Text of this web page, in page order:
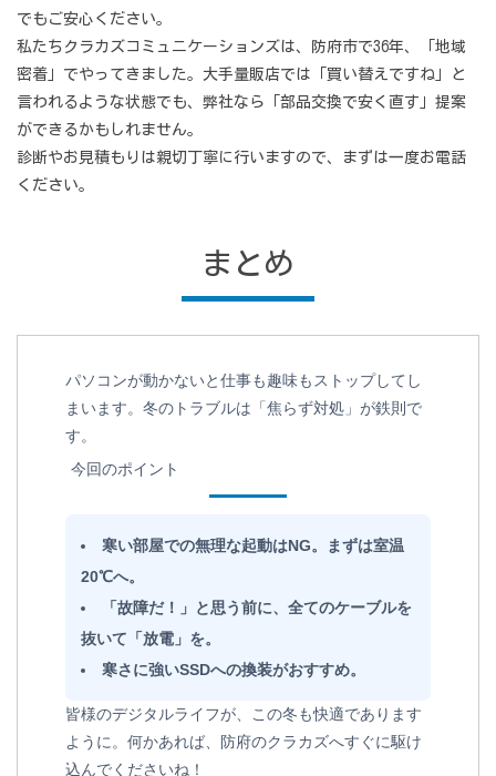
でもご安心ください。
私たちクラカズコミュニケーションズは、防府市で36年、「地域
密着」でやってきました。大手量販店では「買い替えですね」と
言われるような状態でも、弊社なら「部品交換で安く直す」提案
ができるかもしれません。
診断やお見積もりは親切丁寧に行いますので、まずは一度お電話
ください。
まとめ
パソコンが動かないと仕事も趣味もストップしてし
まいます。冬のトラブルは「焦らず対処」が鉄則で
す。
今回のポイント
寒い部屋での無理な起動はNG。まずは室温
20℃へ。
「故障だ！」と思う前に、全てのケーブルを
抜いて「放電」を。
寒さに強いSSDへの換装がおすすめ。
皆様のデジタルライフが、この冬も快適であります
ように。何かあれば、防府のクラカズへすぐに駆け
込んでくださいね！